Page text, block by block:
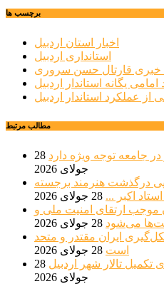
برچسب ها
اخبار استان اردبیل
استانداری اردبیل
خبری قارتال حسن سروری
یگانه استاندار اردبیل
از عملکرد استاندار اردبیل
مطالب مرتبط
جامعه توجه ویژه دارد 28
جولای 2026
پی درگذشت هنرمند برجسته
استاد اکبر ... 28 جولای 2026
موجب ارتقای امنیت ملی و
می‌شود 28 جولای 2026
ایران مقتدر و متحد
است 28 جولای 2026
28
جولای 2026